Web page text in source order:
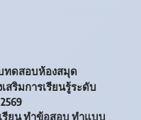
ทดสอบห้องสมุด
สริมการเรียนรู้ระดับ
รียน ทำข้อสอบ ทำแบบ